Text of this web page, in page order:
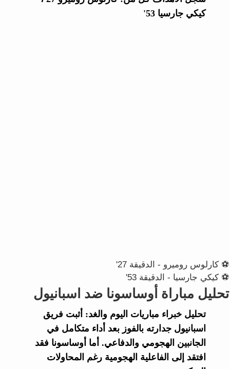
كيكي جارسيا 53'
⚽ كارلوس روميرو - الدقيقة 27'
⚽ كيكي جارسيا - الدقيقة 53'
تحليل مباراة أوساسونا ضد اسبانيول
تحليل خبراء مباريات اليوم والغد: أثبت فريق
اسبانيول جدارته بالفوز بعد أداء متكامل في
الجانبين الهجومي والدفاعي. أما أوساسونا فقد
افتقد إلى الفاعلية الهجومية رغم المحاولات